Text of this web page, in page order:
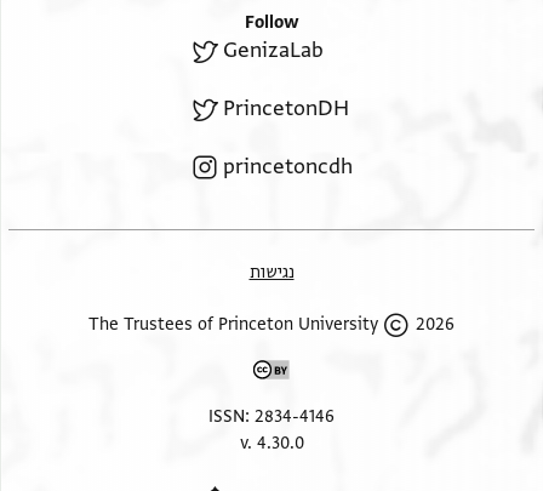
Follow
GenizaLab
PrincetonDH
princetoncdh
נגישות
2026 The Trustees of Princeton University
ISSN: 2834-4146
v. 4.30.0